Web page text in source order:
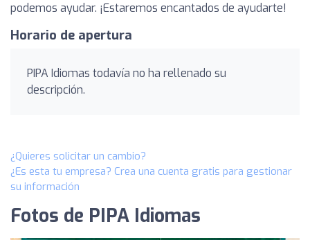
podemos ayudar. ¡Estaremos encantados de ayudarte!
Horario de apertura
PIPA Idiomas todavía no ha rellenado su
descripción.
¿Quieres solicitar un cambio?
¿Es esta tu empresa? Crea una cuenta gratis para gestionar
su información
Fotos de PIPA Idiomas